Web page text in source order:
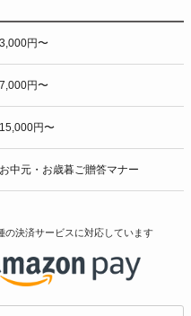
3,000円〜
7,000円〜
15,000円〜
お中元・お歳暮ご贈答マナー
の決済サービスに対応しています